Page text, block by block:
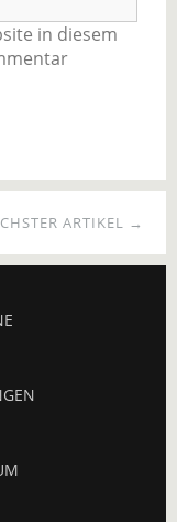
in diesem
ARTIKEL →